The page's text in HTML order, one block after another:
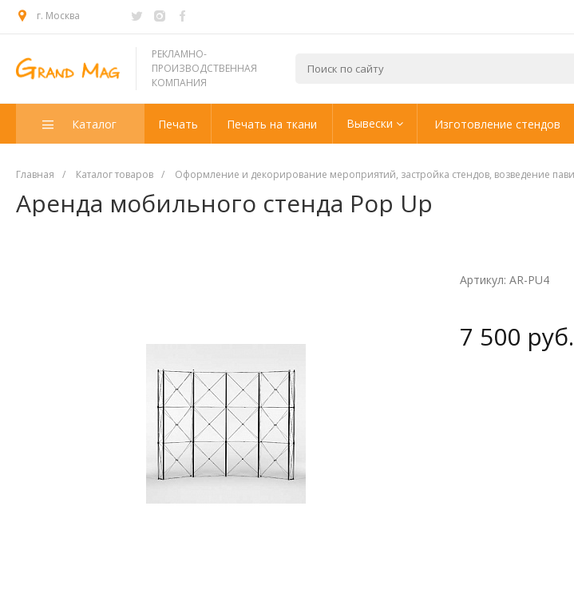
г. Москва
РЕКЛАМНО-
ПРОИЗВОДСТВЕННАЯ
КОМПАНИЯ
Каталог Печать Печать на ткани Вывески Изготовление стендов
Главная / Каталог товаров / Оформление и декорирование мероприятий, застройка стендов, возведение
Аренда мобильного стенда Pop Up
Артикул: AR-PU4
7 500 руб.